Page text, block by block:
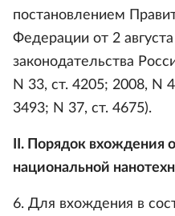
постановлением
Федерации от 2
законодательства
N 33, ст. 4205; 2008, N
3493; N 37, ст. 4675).
II. Порядок вхождения
национальной
6. Для вхождения в